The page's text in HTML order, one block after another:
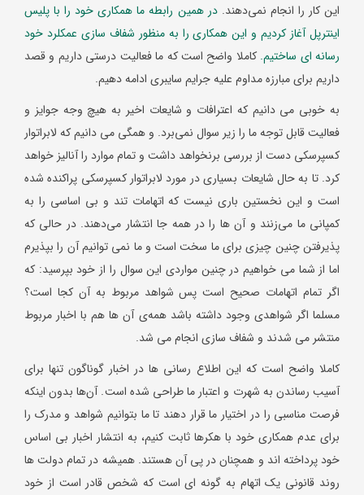
این کار را انجام نمی‌دهند. در همین رابطه ما همکاری خود را با پلیس
اینترپل آغاز کردیم و این همکاری را به منظور شفاف سازی عمکلرد خود
رسانه ای ساختیم. کاملا واضح است که ما فعالیت درستی داریم و قصد
داریم برای مبارزه مداوم علیهجرایم سایبری ادامه دهیم.
به خوبی می دانیم که اعترافات و شایعات اخیر به هیچ وجه جوایز و
فعالیت قابل توجه ما را زیر سوال نمی‌برد. و همگی می دانیم که لابراتوار
کسپرسکی دست از بررسی برنخواهد داشت و تمام موارد را آنالیز خواهد
کرد. تا به حال شایعات بسیاری در مورد لابراتوار کسپرسکی پراکنده شده
است و این نخستین باری نیست که اتهامات تند و بی اساسی را به
کمپانی ما می‌زنند و آن ها را در همه جا انتشار می‌دهند. در حالی که
پذیرفتن چنین چیزی برای ما سخت است و ما نمی توانیم آن را بپذیرم
اما از شما می خواهیم در چنین مواردی این سوال را از خود بپرسید: که
اگر تمام اتهامات صحیح است پس شواهد مربوط به آن کجا است؟
مسلما اگر شواهدی وجود داشته باشد همه‌ی آن ها هم با اخبار مربوط
منتشر می شدند و شفاف سازی انجام می شد.
کاملا واضح است که این اطلاع رسانی ها در اخبار گوناگون تنها برای
آسیب رساندن به شهرت و اعتبار ما طراحی شده است. آن‌ها بدون اینکه
فرصت مناسبی را در اختیار ما قرار دهند تا ما بتوانیم شواهد و مدرک را
برای عدم همکاری خود با هکرها ثابت کنیم، به انتشار اخبار بی اساس
خود پرداخته اند و همچنان در پی آن هستند. همیشه در تمام دولت ها
روند قانونی یک اتهام به گونه ای است که شخص قادر است از خود